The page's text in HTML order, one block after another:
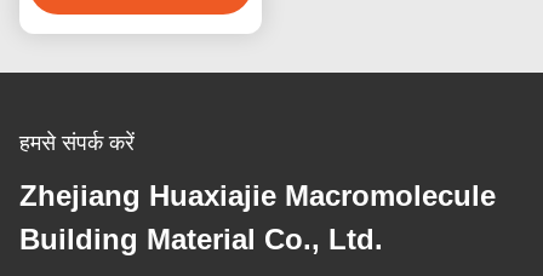
हमसे संपर्क करें
Zhejiang Huaxiajie Macromolecule
Building Material Co., Ltd.